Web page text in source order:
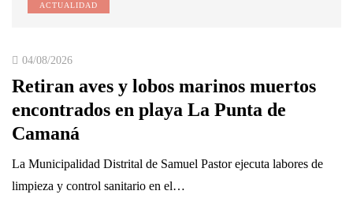
ACTUALIDAD
04/08/2026
Retiran aves y lobos marinos muertos
encontrados en playa La Punta de
Camaná
La Municipalidad Distrital de Samuel Pastor ejecuta labores de
limpieza y control sanitario en el…